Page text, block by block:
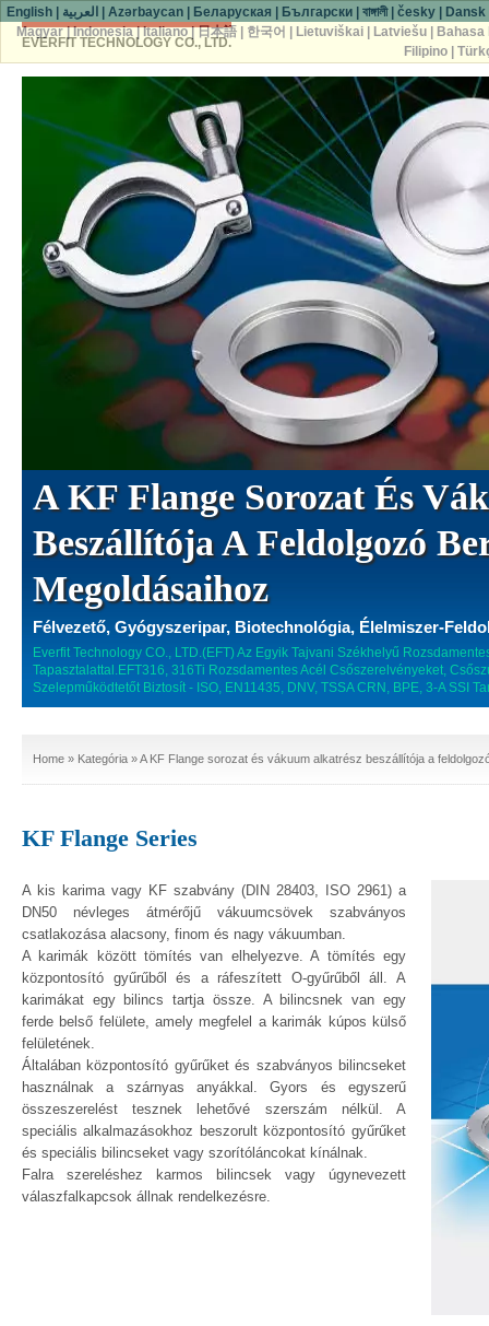
EVERFIT TECHNOLOGY CO., LTD.
A KF Flange Sorozat És
Beszállítója A Feldolgozó
Megoldásaihoz
Félvezető, Gyógyszeripar, Biotechnológia, Élelmiszer-
Everfit Technology CO., LTD.(EFT) Az Egyik Tajvani Székhelyű
Tapasztalattal.EFT316, 316Ti Rozsdamentes Acél Csőszerelvényeket,
Szelepműködtetőt Biztosít - ISO, EN11435, DNV, TSSA CRN, BPE, 3-A SSI
Home » Kategória » A KF Flange sorozat és vákuum alkatrész beszállítója a
KF Flange Series
A kis karima vagy KF szabvány (DIN 28403, ISO 2961) a
DN50 névleges átmérőjű vákuumcsövek szabványos
csatlakozása alacsony, finom és nagy vákuumban.
A karimák között tömítés van elhelyezve. A tömítés egy
központosító gyűrűből és a ráfeszített O-gyűrűből áll. A
karimákat egy bilincs tartja össze. A bilincsnek van egy
ferde belső felülete, amely megfelel a karimák kúpos külső
felületének.
Általában központosító gyűrűket és szabványos bilincseket
használnak a szárnyas anyákkal. Gyors és egyszerű
összeszerelést tesznek lehetővé szerszám nélkül. A
speciális alkalmazásokhoz beszorult központosító gyűrűket
és speciális bilincseket vagy szorítóláncokat kínálnak.
Falra szereléshez karmos bilincsek vagy úgynevezett
válaszfalkapcsok állnak rendelkezésre.
English العربية |Azərbaycan Беларуская Български |বাঙ্গালী|česky Dansk
Magyar|Indonesia|Italiano|日本語| 한국어 Lietuviškai| Latviešu|
Bahasa
Filipino|